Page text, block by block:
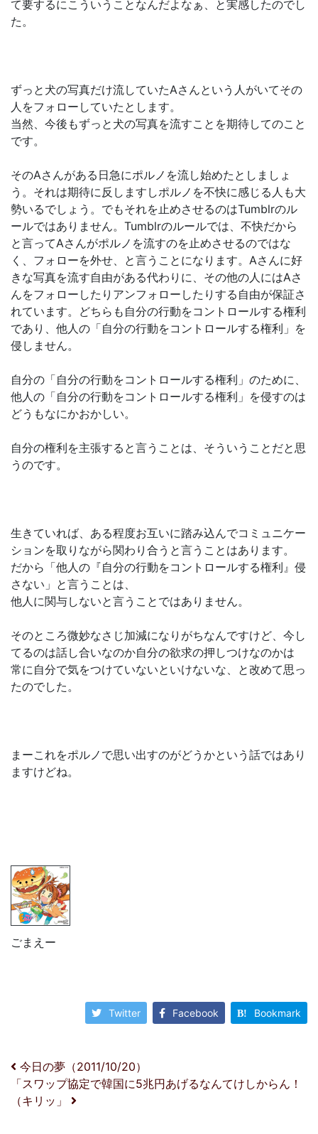
て要するにこういうことなんだよなぁ、と実感したのでし
た。
ずっと犬の写真だけ流していたAさんという人がいてその
人をフォローしていたとします。
当然、今後もずっと犬の写真を流すことを期待してのこと
です。
そのAさんがある日急にポルノを流し始めたとしましょ
う。それは期待に反しますしポルノを不快に感じる人も大
勢いるでしょう。でもそれを止めさせるのはTumblrのル
ールではありません。Tumblrのルールでは、不快だから
と言ってAさんがポルノを流すのを止めさせるのではな
く、フォローを外せ、と言うことになります。Aさんに好
きな写真を流す自由がある代わりに、その他の人にはAさ
んをフォローしたりアンフォローしたりする自由が保証さ
れています。どちらも自分の行動をコントロールする権利
であり、他人の「自分の行動をコントロールする権利」を
侵しません。
自分の「自分の行動をコントロールする権利」のために、
他人の「自分の行動をコントロールする権利」を侵すのは
どうもなにかおかしい。
自分の権利を主張すると言うことは、そういうことだと思
うのです。
生きていれば、ある程度お互いに踏み込んでコミュニケー
ションを取りながら関わり合うと言うことはあります。
だから「他人の『自分の行動をコントロールする権利』侵
さない」と言うことは、
他人に関与しないと言うことではありません。
そのところ微妙なさじ加減になりがちなんですけど、今し
てるのは話し合いなのか自分の欲求の押しつけなのかは
常に自分で気をつけていないといけないな、と改めて思っ
たのでした。
まーこれをポルノで思い出すのがどうかという話ではあり
ますけどね。
ごまえー
Twitter Facebook Bookmark
投稿ナビゲーション
今日の夢（2011/10/20）
「スワップ協定で韓国に5兆円あげるなんてけしからん！
（キリッ」